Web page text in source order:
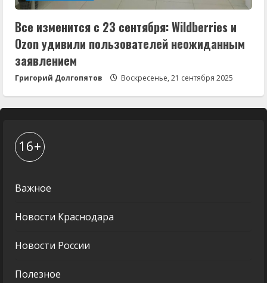
Все изменится с 23 сентября: Wildberries и
Ozon удивили пользователей неожиданным
заявлением
Григорий Долгопятов Воскресенье, 21 сентября 2025
16+
Важное
Новости Краснодара
Новости России
Полезное